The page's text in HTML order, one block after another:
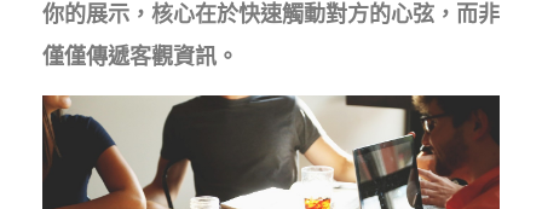
你的展示，核心在於快速觸動對方的心弦，而非
僅僅傳遞客觀資訊。